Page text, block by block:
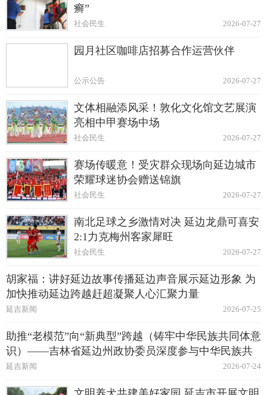
癣”
2026-07-27
社会民生
园月社区咖啡店招募合作运营伙伴
2026-07-27
公示公告
文体相融添风采！敦化文化馆文艺展演
亮相中甲赛场中场
2026-07-27
社会民生
赛场传暖意！受灾群众现场向延边城市
荣耀球迷协会赠送锦旗
2026-07-27
社会民生
南北足球之乡激情对决 延边龙鼎可喜安
2:1力克梅州客家犀旺
2026-07-27
社会民生
胡家福：讲好延边故事传播延边声音展示延边形象 为
加快推动延边跨越赶超凝聚人心汇聚力量
2026-07-25
延吉新闻
助推“老模范”向“新典型”跨越（铸牢中华民族共同体意
识）——吉林省延边州政协委员深度参与中华民族共
同体建设纪实
2026-07-24
延吉新闻